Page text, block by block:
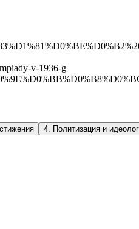
v-1936-g
4 Политизация и